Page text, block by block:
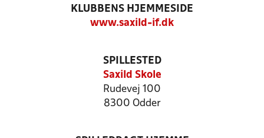
KLUBBENS HJEMMESIDE
www.saxild-if.dk
SPILLESTED
Saxild Skole
Rudevej 100
8300 Odder